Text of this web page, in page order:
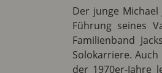
Der junge
Führung seines
Familienband
Solokarriere.
der 1970er-Jahre